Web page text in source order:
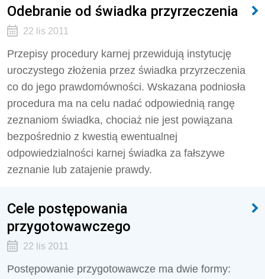
Odebranie od świadka przyrzeczenia
22 lis 2011
Przepisy procedury karnej przewidują instytucję
uroczystego złożenia przez świadka przyrzeczenia
co do jego prawdomówności. Wskazana podniosła
procedura ma na celu nadać odpowiednią rangę
zeznaniom świadka, chociaż nie jest powiązana
bezpośrednio z kwestią ewentualnej
odpowiedzialności karnej świadka za fałszywe
zeznanie lub zatajenie prawdy.
Cele postępowania
przygotowawczego
22 lis 2011
Postępowanie przygotowawcze ma dwie formy: